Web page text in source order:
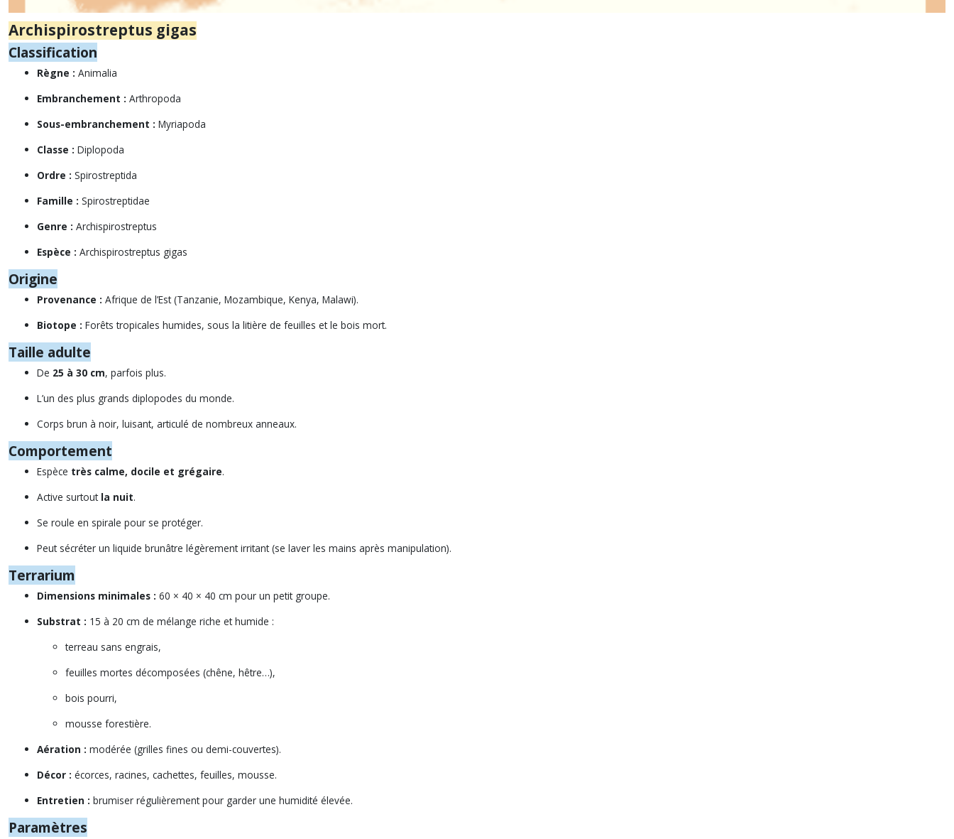
Archispirostreptus gigas
Classification
Règne : Animalia
Embranchement : Arthropoda
Sous-embranchement : Myriapoda
Classe : Diplopoda
Ordre : Spirostreptida
Famille : Spirostreptidae
Genre : Archispirostreptus
Espèce : Archispirostreptus gigas
Origine
Provenance : Afrique de l’Est (Tanzanie, Mozambique, Kenya, Malawi).
Biotope : Forêts tropicales humides, sous la litière de feuilles et le bois mort.
Taille adulte
De 25 à 30 cm, parfois plus.
L’un des plus grands diplopodes du monde.
Corps brun à noir, luisant, articulé de nombreux anneaux.
Comportement
Espèce très calme, docile et grégaire.
Active surtout la nuit.
Se roule en spirale pour se protéger.
Peut sécréter un liquide brunâtre légèrement irritant (se laver les mains après manipulation).
Terrarium
Dimensions minimales : 60 × 40 × 40 cm pour un petit groupe.
Substrat : 15 à 20 cm de mélange riche et humide :
terreau sans engrais,
feuilles mortes décomposées (chêne, hêtre…),
bois pourri,
mousse forestière.
Aération : modérée (grilles fines ou demi-couvertes).
Décor : écorces, racines, cachettes, feuilles, mousse.
Entretien : brumiser régulièrement pour garder une humidité élevée.
Paramètres